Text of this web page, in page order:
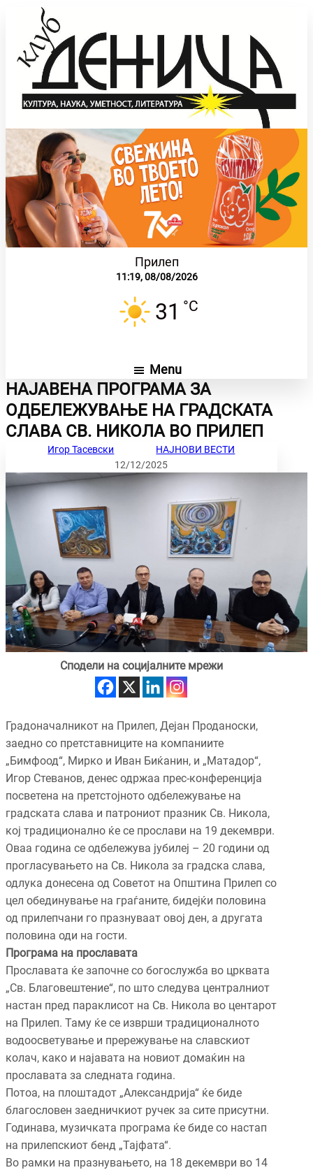
Прилеп
11:19,08/08/2026
31 °C
Menu
НАЈАВЕНА ПРОГРАМА ЗА
ОДБЕЛЕЖУВАЊЕ НА ГРАДСКАТА
СЛАВА СВ. НИКОЛА ВО ПРИЛЕП
Игор Тасевски
НАЈНОВИ ВЕСТИ
12/12/2025
Сподели на социјалните мрежи
Градоначалникот на Прилеп, Дејан Проданоски,
заедно со претставниците на компаниите
„Бимфоод“, Мирко и Иван Биќанин, и „Матадор“,
Игор Стеванов, денес одржаа прес-конференција
посветена на претстојното одбележување на
градската слава и патрониот празник Св. Никола,
кој традиционално ќе се прослави на 19 декември.
Оваа година се одбележува јубилеј – 20 години од
прогласувањето на Св. Никола за градска слава,
одлука донесена од Советот на Општина Прилеп со
цел обединување на граѓаните, бидејќи половина
од прилепчани го празнуваат овој ден, а другата
половина оди на гости.
Програма на прославата
Прославата ќе започне со богослужба во црквата
„Св. Благовештение“, по што следува централниот
настан пред параклисот на Св. Никола во центарот
на Прилеп. Таму ќе се изврши традиционалното
водоосветување и прережување на славскиот
колач, како и најавата на новиот домаќин на
прославата за следната година.
Потоа, на плоштадот „Александрија“ ќе биде
благословен заедничкиот ручек за сите присутни.
Годинава, музичката програма ќе биде со настап
на прилепскиот бенд „Тајфата“.
Во рамки на празнувањето, на 18 декември во 14